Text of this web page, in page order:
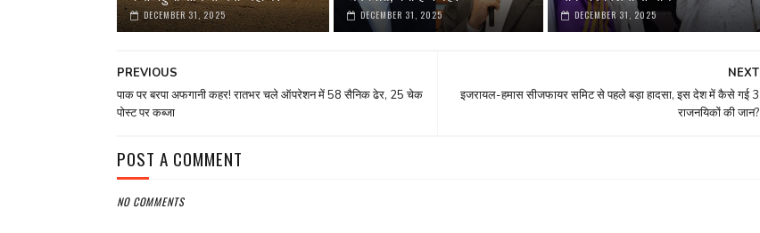
DECEMBER 31, 2025 DECEMBER 31, 2025 DECEMBER 31, 2025
NEXT
इजरायल-हमास सीजफायर समिट से पहले बड़ा हादसा, इस देश में कैसे गई 3
राजनयिकों की जान?
PREVIOUS
पाक पर बरपा अफगानी कहर! रातभर चले ऑपरेशन में 58 सैनिक ढेर, 25 चेक
पोस्ट पर कब्जा
POST A COMMENT
NO COMMENTS